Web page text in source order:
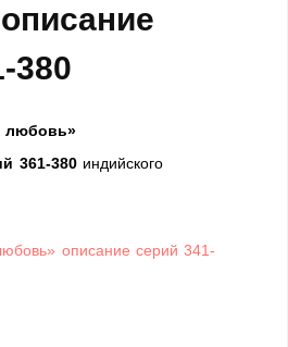
380
любовь»
361-380индийского
описание серий 341-